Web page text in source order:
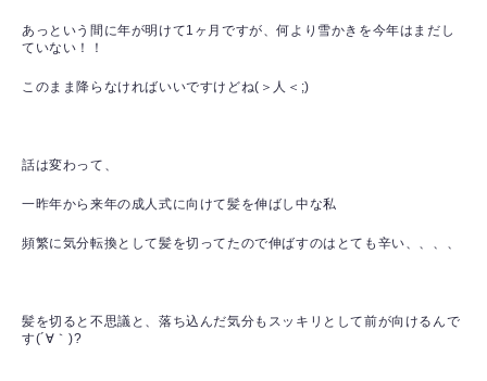
あっという間に年が明けて1ヶ月ですが、何より雪かきを今年はまだし
ていない！！
このまま降らなければいいですけどね(＞人＜;)
話は変わって、
一昨年から来年の成人式に向けて髪を伸ばし中な私
頻繁に気分転換として髪を切ってたので伸ばすのはとても辛い、、、、
髪を切ると不思議と、落ち込んだ気分もスッキリとして前が向けるんで
す(´∀｀)?